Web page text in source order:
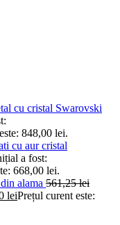
cu cristal Swarovski
848,00 lei.
cu aur cristal
a fost:
668,00 lei.
alama 561,25lei
leiPrețul curent este: